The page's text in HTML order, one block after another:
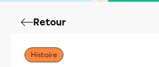
Retour
Histoire